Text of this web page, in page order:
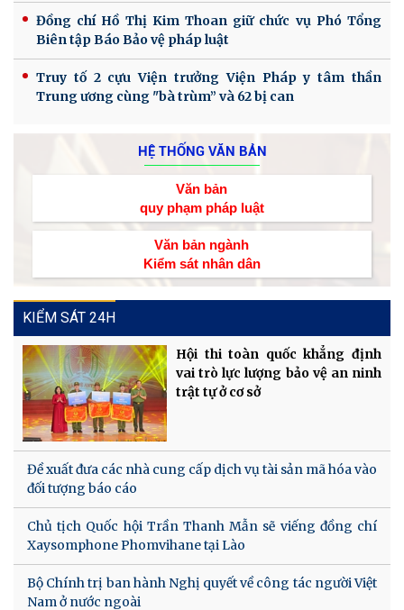
Đồng chí Hồ Thị Kim Thoan giữ chức vụ Phó Tổng
Biên tập Báo Bảo vệ pháp luật
Truy tố 2 cựu Viện trưởng Viện Pháp y tâm thần
Trung ương cùng "bà trùm” và 62 bị can
HỆ THỐNG VĂN BẢN
Văn bản
quy phạm pháp luật
Văn bản ngành
Kiểm sát nhân dân
KIỂM SÁT 24H
Hội thi toàn quốc khẳng định
vai trò lực lượng bảo vệ an ninh
trật tự ở cơ sở
Đề xuất đưa các nhà cung cấp dịch vụ tài sản mã hóa vào
đối tượng báo cáo
Chủ tịch Quốc hội Trần Thanh Mẫn sẽ viếng đồng chí
Xaysomphone Phomvihane tại Lào
Bộ Chính trị ban hành Nghị quyết về công tác người Việt
Nam ở nước ngoài